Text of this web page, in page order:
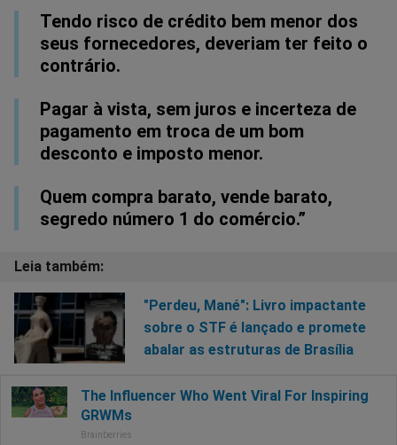
Tendo risco de crédito bem menor dos
seus fornecedores, deveriam ter feito o
contrário.
Pagar à vista, sem juros e incerteza de
pagamento em troca de um bom
desconto e imposto menor.
Quem compra barato, vende barato,
segredo número 1 do comércio.”
"Perdeu, Mané": Livro impactante
sobre o STF é lançado e promete
abalar as estruturas de Brasília